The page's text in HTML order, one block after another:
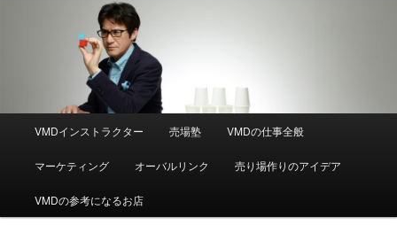
ュ
VMDインストラクター 売場塾 VMDの仕事全般
マーケティング オーバルリンク 売り場作りのアイデア
VMDの参考になるお店